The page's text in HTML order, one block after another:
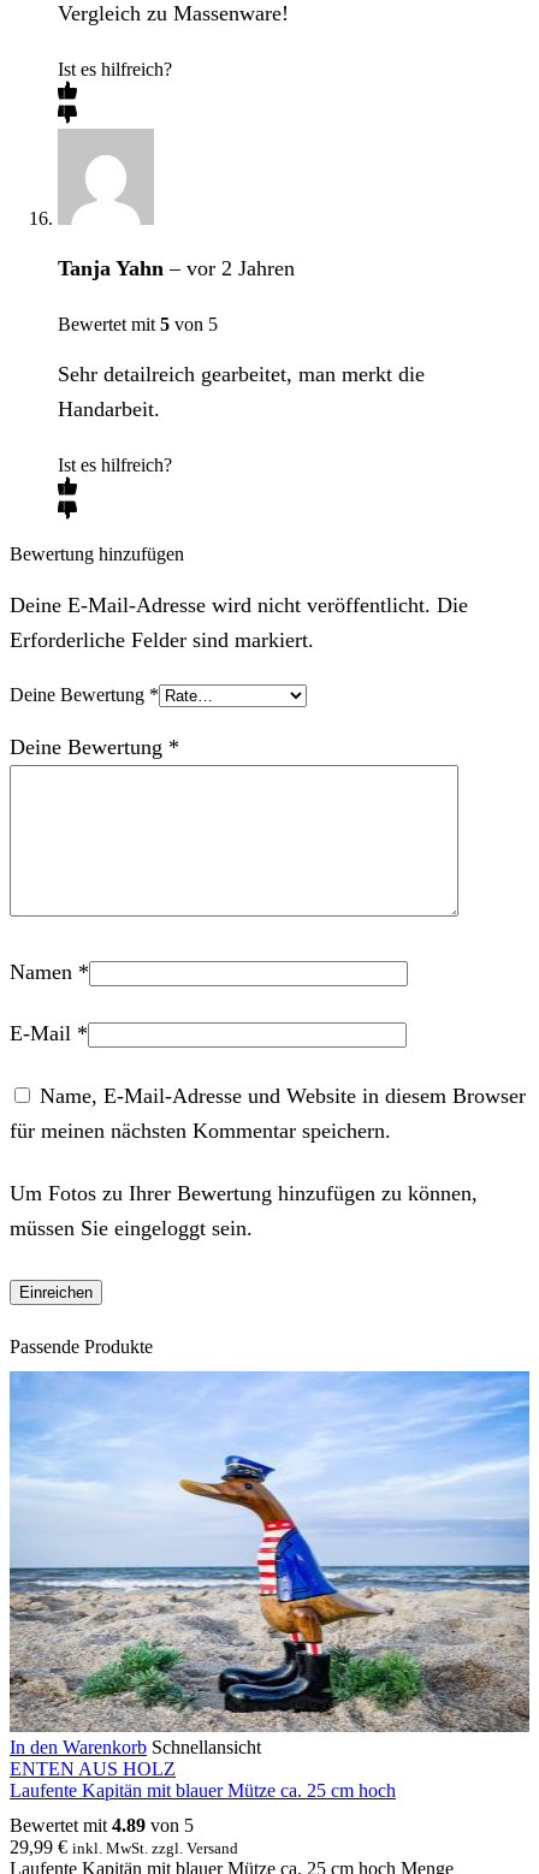
Vergleich zu Massenware!
Ist es hilfreich?
Tanja Yahn– vor 2 Jahren
Bewertet mit 5 von 5
Sehr detailreich gearbeitet, man merkt die
Handarbeit.
Ist es hilfreich?
Bewertung hinzufügen
Deine E-Mail-Adresse wird nicht veröffentlicht. Die
Erforderliche Felder sind markiert.
Deine Bewertung *
Deine Bewertung *
Namen *
E-Mail *
Name, E-Mail-Adresse und Website in diesem Browser
für meinen nächsten Kommentar speichern.
Um Fotos zu Ihrer Bewertung hinzufügen zu können,
müssen Sie eingeloggt sein.
Passende Produkte
In den Warenkorb Schnellansicht
ENTEN AUS HOLZ
Laufente Kapitän mit blauer Mütze ca. 25 cm hoch
Bewertet mit 4.89 von 5
29,99 € inkl. MwSt. zzgl. Versand
Laufente Kapitän mit blauer Mütze ca. 25 cm hoch Menge